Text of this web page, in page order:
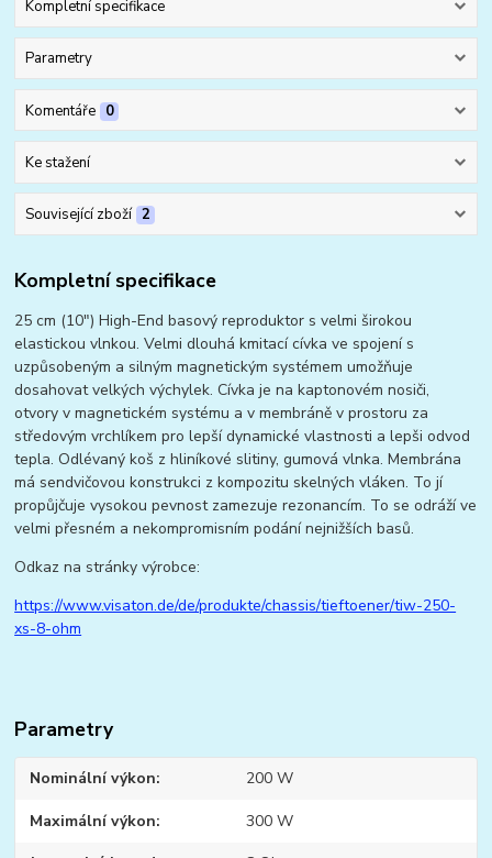
Kompletní specifikace
Parametry
Komentáře 0
Ke stažení
Související zboží 2
Kompletní specifikace
25 cm (10") High-End basový reproduktor s velmi širokou
elastickou vlnkou. Velmi dlouhá kmitací cívka ve spojení s
uzpůsobeným a silným magnetickým systémem umožňuje
dosahovat velkých výchylek. Cívka je na kaptonovém nosiči,
otvory v magnetickém systému a v membráně v prostoru za
středovým vrchlíkem pro lepší dynamické vlastnosti a lepši odvod
tepla. Odlévaný koš z hliníkové slitiny, gumová vlnka. Membrána
má sendvičovou konstrukci z kompozitu skelných vláken. To jí
propůjčuje vysokou pevnost zamezuje rezonancím. To se odráží ve
velmi přesném a nekompromisním podání nejnižších basů.
Odkaz na stránky výrobce:
https://www.visaton.de/de/produkte/chassis/tieftoener/tiw-250-
xs-8-ohm
Parametry
Nominální výkon 200 W
Maximální výkon 300 W